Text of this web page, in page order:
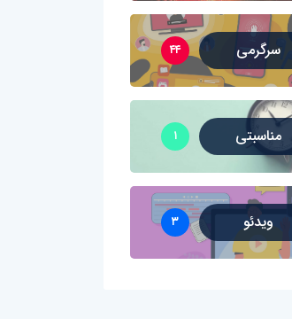
سرگرمی ۴۴
مناسبتی ۱
ویدئو ۳